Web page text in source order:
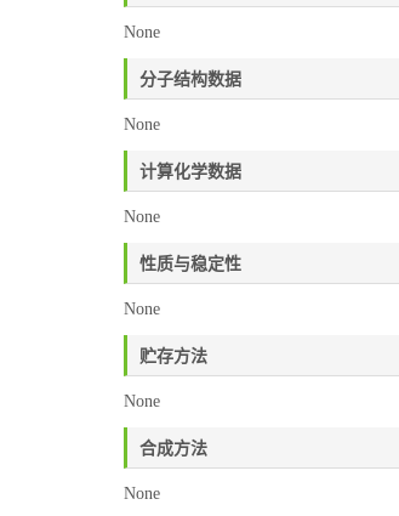
None
分子结构数据
None
计算化学数据
None
性质与稳定性
None
贮存方法
None
合成方法
None